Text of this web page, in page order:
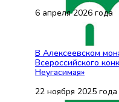
6 апреля 2026 года
В Алексеевском
Всероссийского
Неугасимая»
22 ноября 2025 года